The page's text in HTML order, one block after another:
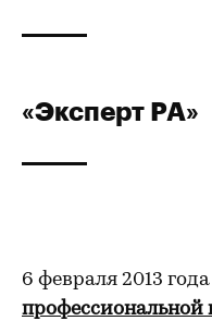
«Эксперт РА»
6 февраля 2013
профессиональной